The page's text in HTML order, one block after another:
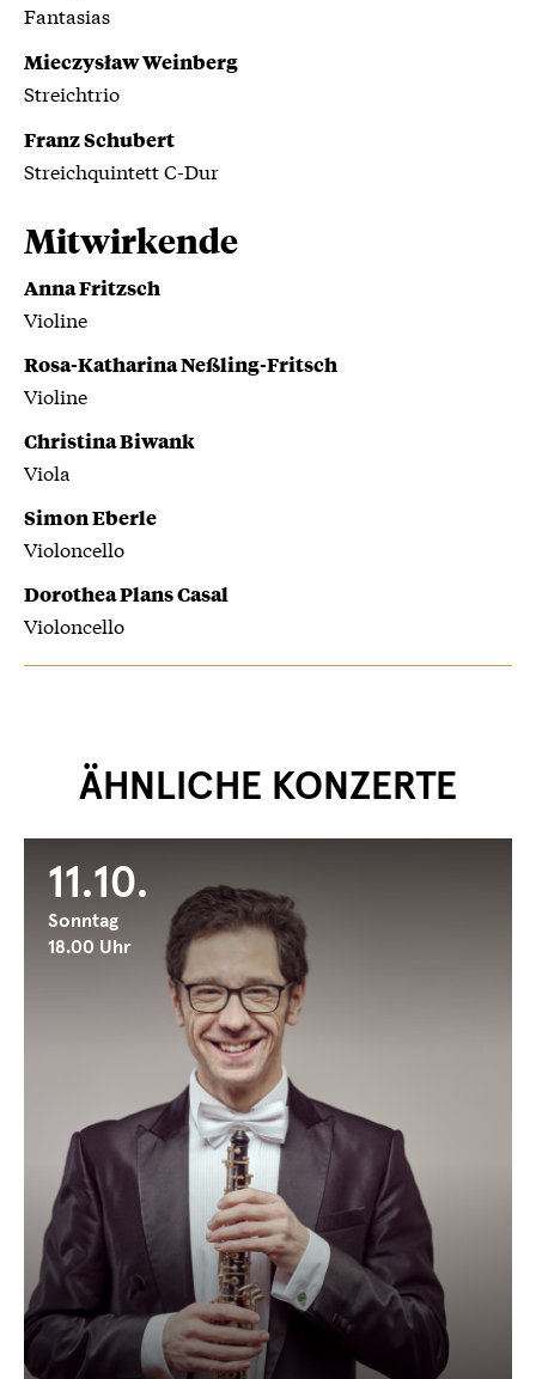
Fantasias
Mieczysław Weinberg
Streichtrio
Franz Schubert
Streichquintett C-Dur
Mitwirkende
Anna Fritzsch
Violine
Rosa-Katharina Neßling-Fritsch
Violine
Christina Biwank
Viola
Simon Eberle
Violoncello
Dorothea Plans Casal
Violoncello
ÄHNLICHE KONZERTE
11.10.
Sonntag
18.00 Uhr